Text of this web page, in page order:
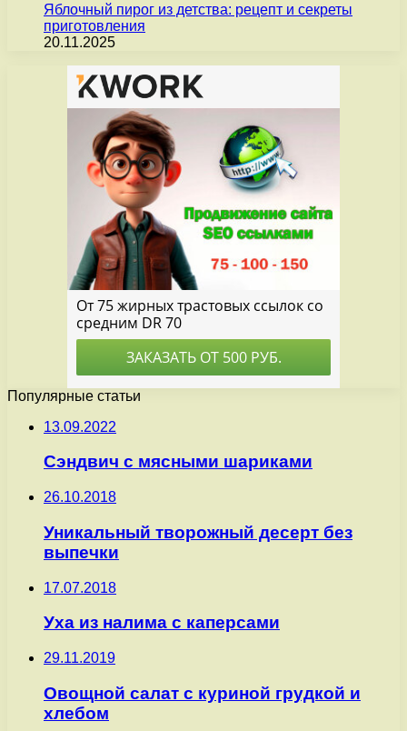
Яблочный пирог из детства: рецепт и секреты
приготовления
20.11.2025
Популярные статьи
13.09.2022
Сэндвич с мясными шариками
26.10.2018
Уникальный творожный десерт без
выпечки
17.07.2018
Уха из налима с каперсами
29.11.2019
Овощной салат с куриной грудкой и
хлебом